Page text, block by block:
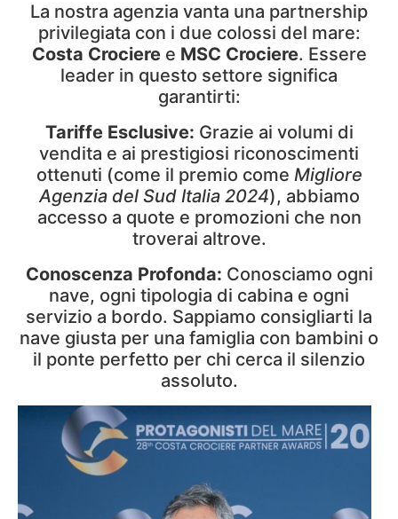
La nostra agenzia vanta una partnership
privilegiata con i due colossi del mare:
Costa Crocieree MSC Crociere. Essere
leader in questo settore significa
garantirti:
Tariffe Esclusive: Grazie ai volumi di
vendita e ai prestigiosi riconoscimenti
ottenuti (come il premio come Migliore
Agenzia del Sud Italia 2024), abbiamo
accesso a quote e promozioni che non
troverai altrove.
Conoscenza Profonda: Conosciamo ogni
nave, ogni tipologia di cabina e ogni
servizio a bordo. Sappiamo consigliarti la
nave giusta per una famiglia con bambini o
il ponte perfetto per chi cerca il silenzio
assoluto.